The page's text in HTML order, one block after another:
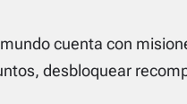
cuenta con
desbloquear